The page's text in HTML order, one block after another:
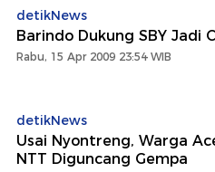
detikNews
Barindo Dukung SBY Jadi
Rabu, 15 Apr 2009 23:54 WIB
detikNews
Usai Nyontreng, Warga
NTT Diguncang Gempa